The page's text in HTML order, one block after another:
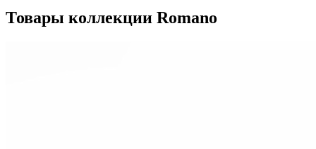
Товары коллекции Romano